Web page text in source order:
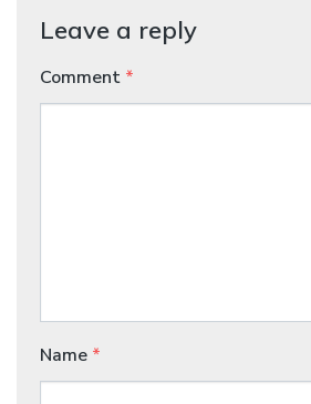
Leave a reply
Comment *
Name *